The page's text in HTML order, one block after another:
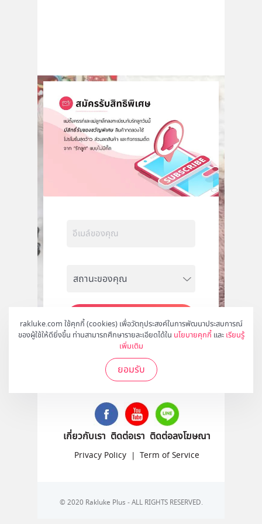
rakluke.com ใช้คุกกี้ (cookies) เพื่อวัตถุประสงค์ในการพัฒนาประสบการณ์
ของผู้ใช้ให้ดียิ่งขึ้น ท่านสามารถศึกษารายละเอียดได้ใน นโยบายคุกกี้ และ เรียนรู้
เพิ่มเติม
ยอมรับ
สมัคร
ติดตามเราได้ที่
เกี่ยวกับเรา ติดต่อเรา ติดต่อลงโฆษณา
Privacy Policy | Term of Service
© 2020 Rakluke Plus - ALL RIGHTS RESERVED.